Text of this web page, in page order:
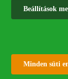
Beállítások
Minden süti